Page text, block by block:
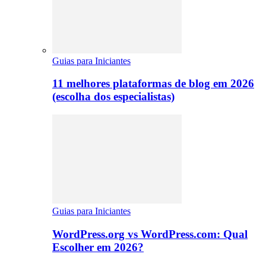
Guias para Iniciantes
11 melhores plataformas de blog em 2026
(escolha dos especialistas)
Guias para Iniciantes
WordPress.org vs WordPress.com: Qual
Escolher em 2026?